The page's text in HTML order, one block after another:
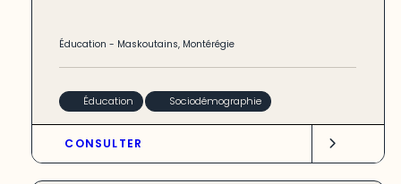
Éducation - Maskoutains, Montérégie
Éducation Sociodémographie
CONSULTER